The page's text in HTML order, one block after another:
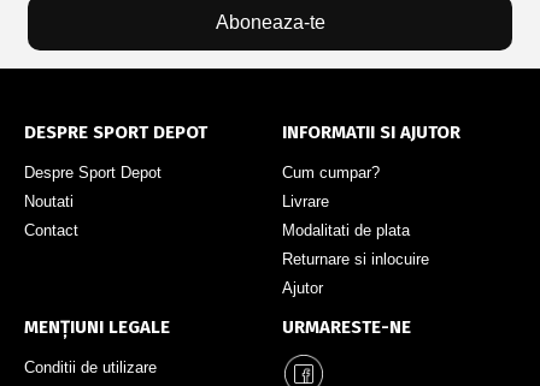
Aboneaza-te
DESPRE SPORT DEPOT
Despre Sport Depot
Noutati
Contact
INFORMATII SI AJUTOR
Cum cumpar?
Livrare
Modalitati de plata
Returnare si inlocuire
Ajutor
MENȚIUNI LEGALE
Conditii de utilizare
URMARESTE-NE